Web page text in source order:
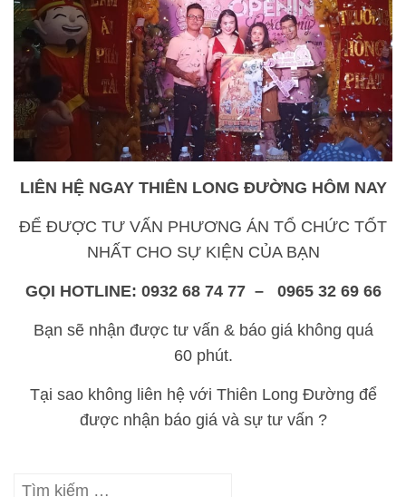
LIÊN HỆ NGAY THIÊN LONG ĐƯỜNG HÔM NAY
ĐỂ ĐƯỢC TƯ VẤN PHƯƠNG ÁN TỔ CHỨC TỐT
NHẤT CHO SỰ KIỆN CỦA BẠN
GỌI HOTLINE: 0932 68 74 77 – 0965 32 69 66
Bạn sẽ nhận được tư vấn & báo giá không quá
60 phút.
Tại sao không liên hệ với Thiên Long Đường để
được nhận báo giá và sự tư vấn ?
Tìm